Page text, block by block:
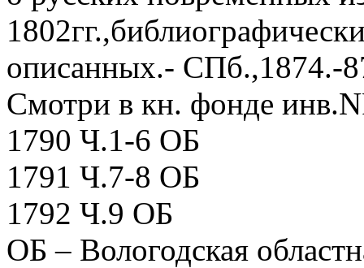
описанных.- СПб.,1874.-
Смотри в кн. фонде
1790 Ч.1-6 ОБ
1791 Ч.7-8 ОБ
1792 Ч.9 ОБ
ОБ – Вологодская